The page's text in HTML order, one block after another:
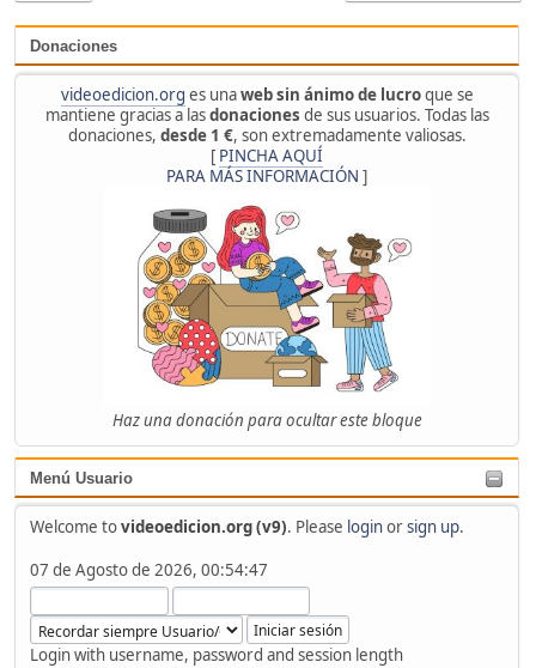
Donaciones
videoedicion.org es unaweb sin ánimo de lucroque se
mantiene gracias a lasdonaciones de sus usuarios. Todas las
donaciones, desde 1 €, son extremadamente valiosas.
[ PINCHA AQUÍ
PARA MÁS INFORMACIÓN ]
Haz una donación para ocultar este bloque
Menú Usuario
Welcome tovideoedicion.org (v9). Please loginorsign up.
07 de Agosto de 2026, 00:54:47
Login with username, password and session length